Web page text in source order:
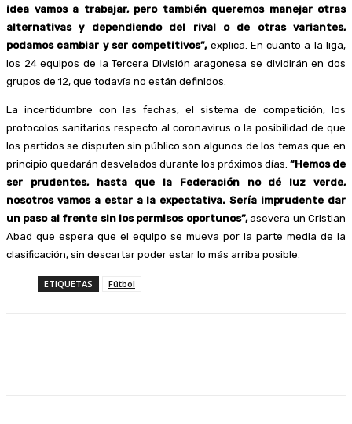
idea vamos a trabajar, pero también queremos manejar otras
alternativas y dependiendo del rival o de otras variantes,
podamos cambiar y ser competitivos”, explica. En cuanto a la liga,
los 24 equipos de la Tercera División aragonesa se dividirán en dos
grupos de 12, que todavía no están definidos.
La incertidumbre con las fechas, el sistema de competición, los
protocolos sanitarios respecto al coronavirus o la posibilidad de que
los partidos se disputen sin público son algunos de los temas que en
principio quedarán desvelados durante los próximos días. “Hemos de
ser prudentes, hasta que la Federación no dé luz verde,
nosotros vamos a estar a la expectativa. Sería imprudente dar
un paso al frente sin los permisos oportunos”,asevera un Cristian
Abad que espera que el equipo se mueva por la parte media de la
clasificación, sin descartar poder estar lo más arriba posible.
ETIQUETAS Fútbol